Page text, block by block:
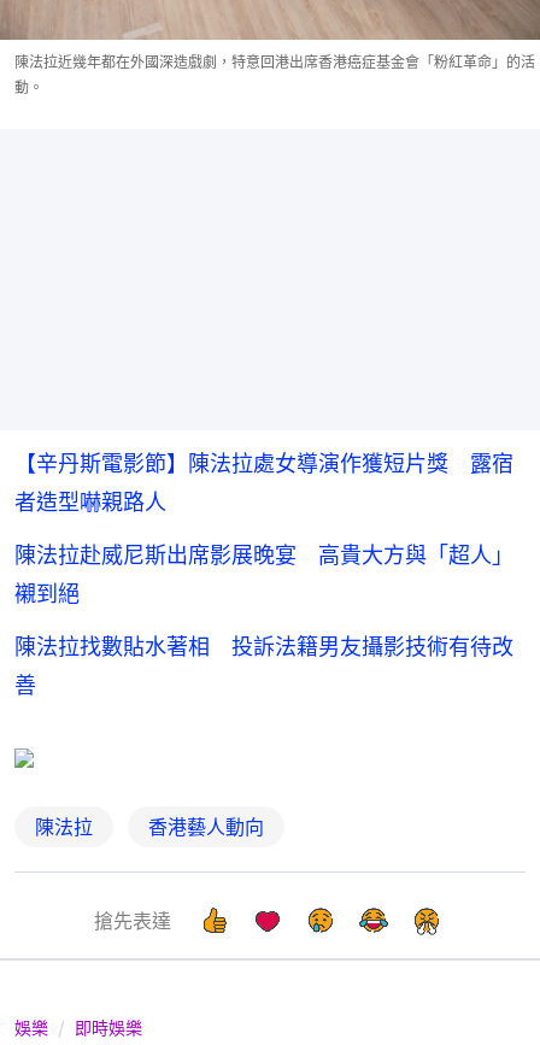
陳法拉近幾年都在外國深造戲劇，特意回港出席香港癌症基金會「粉紅革命」的活
動。
【辛丹斯電影節】陳法拉處女導演作獲短片獎 露宿
者造型嚇親路人
陳法拉赴威尼斯出席影展晚宴 高貴大方與「超人」
襯到絕
陳法拉找數貼水著相 投訴法籍男友攝影技術有待改
善
陳法拉 香港藝人動向
搶先表達
娛樂 即時娛樂